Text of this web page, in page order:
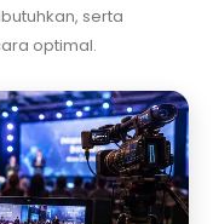
serta
optimal.